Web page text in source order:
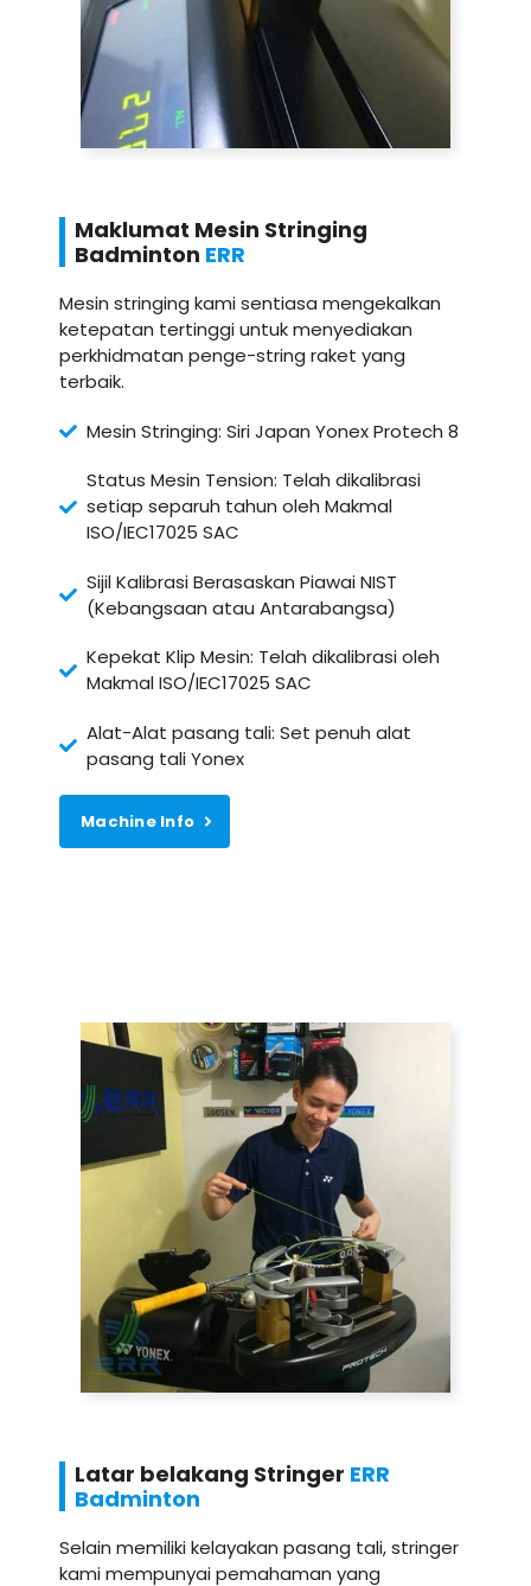
Maklumat Mesin Stringing
Badminton ERR
Mesin stringing kami sentiasa mengekalkan
ketepatan tertinggi untuk menyediakan
perkhidmatan penge-string raket yang
terbaik.
Mesin Stringing: Siri Japan Yonex Protech 8
Status Mesin Tension: Telah dikalibrasi
setiap separuh tahun oleh Makmal
ISO/IEC17025 SAC
Sijil Kalibrasi Berasaskan Piawai NIST
(Kebangsaan atau Antarabangsa)
Kepekat Klip Mesin: Telah dikalibrasi oleh
Makmal ISO/IEC17025 SAC
Alat-Alat pasang tali: Set penuh alat
pasang tali Yonex
Machine Info
Latar belakang Stringer ERR
Badminton
Selain memiliki kelayakan pasang tali, stringer
kami mempunyai pemahaman yang